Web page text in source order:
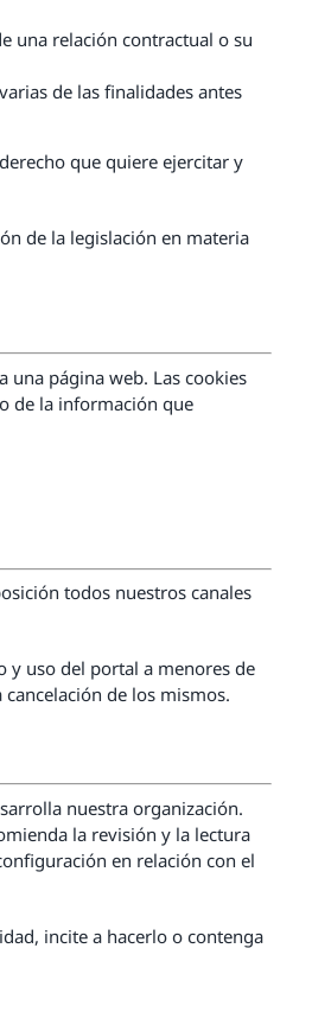
una relación contractual o su
de las finalidades antes
que quiere ejercitar y
de la legislación en materia
una página web. Las cookies
de la información que
todos nuestros canales
y uso del portal a menores de
de los mismos.
nuestra organización.
la revisión y la lectura
en relación con el
incite a hacerlo o contenga